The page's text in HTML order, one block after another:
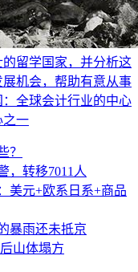
留学国家，并分析这
机会，帮助有意从事
全球会计行业的中心
之一
？
，转移7011人
美元+欧系日系+商品
暴雨还未抵京
山体塌方